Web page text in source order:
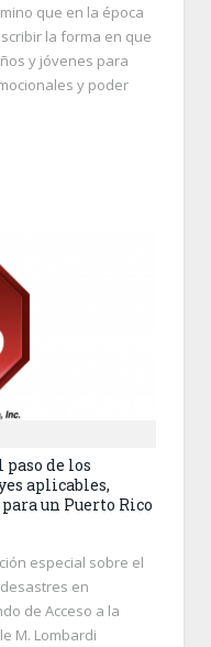
que en la época
la forma en que
y jóvenes para
y poder
de los
aplicables,
un Puerto Rico
especial sobre el
en
de Acceso a la
M. Lombardi